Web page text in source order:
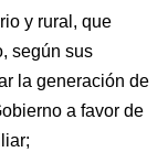
y rural, que
según sus
la generación de
a favor de